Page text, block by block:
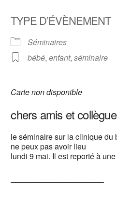
TYPE D’ÉVÈNEMENT
Séminaires
bébé,enfant,séminaire
Carte non disponible
chers amis et
le séminaire sur la clinique du
ne peux pas avoir lieu
lundi 9 mai. Il est reporté à
————————-